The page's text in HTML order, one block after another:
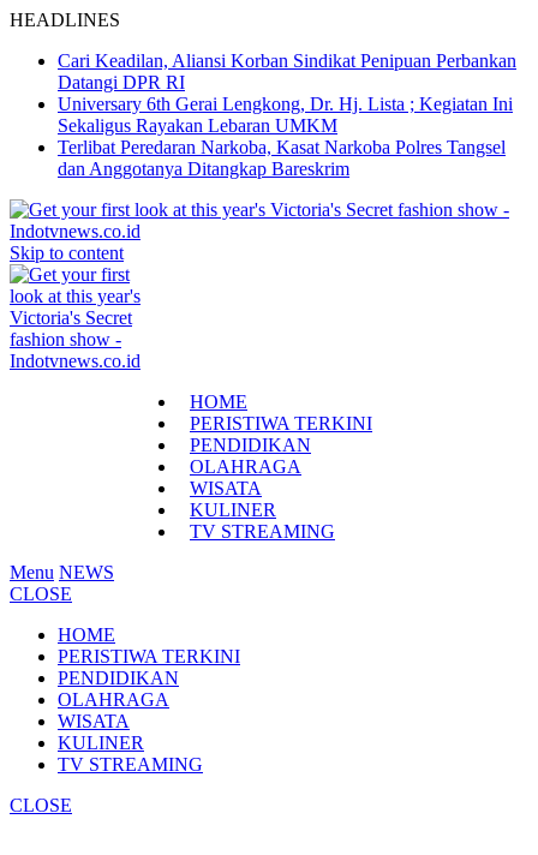
HEADLINES
Cari Keadilan, Aliansi Korban Sindikat Penipuan Perbankan
Datangi DPR RI
Universary 6th Gerai Lengkong, Dr. Hj. Lista ; Kegiatan Ini
Sekaligus Rayakan Lebaran UMKM
Terlibat Peredaran Narkoba, Kasat Narkoba Polres Tangsel
dan Anggotanya Ditangkap Bareskrim
Skip to content
HOME
PERISTIWA TERKINI
PENDIDIKAN
OLAHRAGA
WISATA
KULINER
TV STREAMING
Menu NEWS
CLOSE
HOME
PERISTIWA TERKINI
PENDIDIKAN
OLAHRAGA
WISATA
KULINER
TV STREAMING
CLOSE